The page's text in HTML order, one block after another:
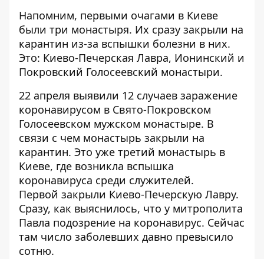
Напомним, первыми очагами в Киеве
были три монастыря. Их сразу закрыли на
карантин из-за вспышки болезни в них.
Это: Киево-Печерская Лавра, Ионинский и
Покровский Голосеевский монастыри.
22 апреля выявили 12 случаев заражение
коронавирусом в Свято-Покровском
Голосеевском мужском монастыре. В
связи с чем монастырь закрыли на
карантин. Это уже третий монастырь в
Киеве, где возникла вспышка
коронавируса среди служителей.
Первой закрыли Киево-Печерскую Лавру.
Сразу, как выяснилось, что у митрополита
Павла подозрение на коронавирус. Сейчас
там число заболевших давно превысило
сотню.